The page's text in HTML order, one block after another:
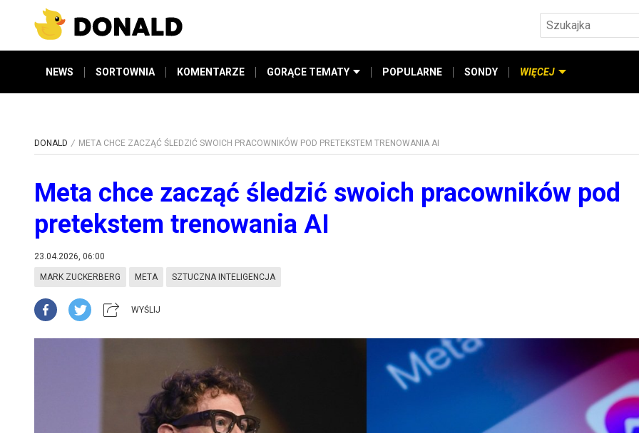
NEWS SORTOWNIA KOMENTARZE GORĄCE TEMATY POPULARNE SONDY WIĘCEJ
DONALD META CHCE ZACZĄĆ ŚLEDZIĆ SWOICH PRACOWNIKÓW POD PRETEKSTEM TRENOWANIA AI
Meta chce zacząć śledzić swoich pracowników pod
pretekstem trenowania AI
23.04.2026, 06:00
MARK ZUCKERBERG META SZTUCZNA INTELIGENCJA
WYŚLIJ